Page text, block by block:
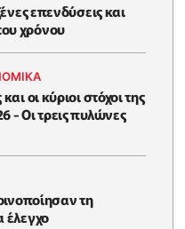
επενδύσεις και
χρόνου
οι κύριοι στόχοι της
- Οι τρεις πυλώνες
τη
έλεγχο